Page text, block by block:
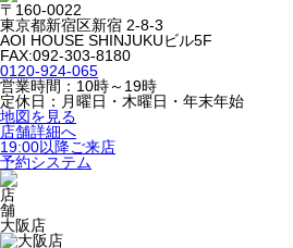
〒160-0022
東京都新宿区新宿 2-8-3
AOI HOUSE SHINJUKUビル5F
FAX:092-303-8180
0120-924-065
営業時間：10時～19時
定休日：月曜日・木曜日・年末年始
地図を見る
店舗詳細へ
19:00以降ご来店
予約システム
大阪店